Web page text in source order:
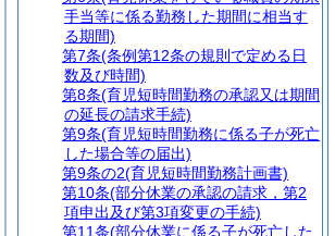
手当等に係る勤務した期間に相当す
る期間)
第7条(条例第12条の規則で定める日
数及び時間)
第8条(育児短時間勤務の承認又は期間
の延長の請求手続)
第9条(育児短時間勤務に係る子が死亡
した場合等の届出)
第9条の2(育児短時間勤務計画書)
第10条(部分休業の承認の請求，第2
項申出及び第3項変更の手続)
第11条(部分休業に係る子が死亡した